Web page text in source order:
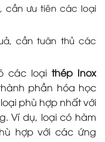
cần ưu tiên các loại
cần tuân thủ các
các loạithép Inox
phần hóa học
phù hợp nhất với
Ví dụ, loại có hàm
hợp với các ứng